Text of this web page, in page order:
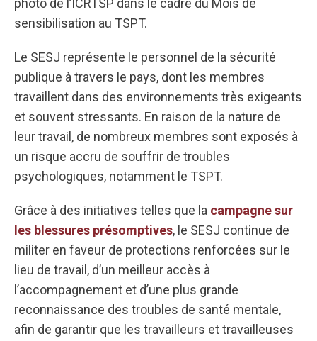
photo de l’ICRTSP dans le cadre du Mois de
sensibilisation au TSPT.
Le SESJ représente le personnel de la sécurité
publique à travers le pays, dont les membres
travaillent dans des environnements très exigeants
et souvent stressants. En raison de la nature de
leur travail, de nombreux membres sont exposés à
un risque accru de souffrir de troubles
psychologiques, notamment le TSPT.
Grâce à des initiatives telles que la campagne sur
les blessures présomptives, le SESJ continue de
militer en faveur de protections renforcées sur le
lieu de travail, d’un meilleur accès à
l’accompagnement et d’une plus grande
reconnaissance des troubles de santé mentale,
afin de garantir que les travailleurs et travailleuses